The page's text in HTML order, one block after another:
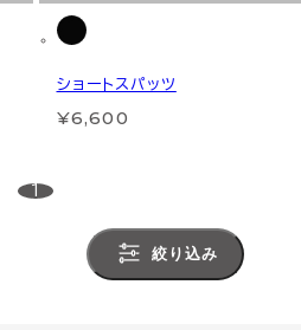
ショートスパッツ
¥6,600
1
絞り込み